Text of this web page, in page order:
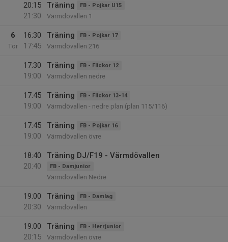
20:15
21:30
Träning FB - Pojkar U15
Värmdövallen 1
6
Tor
16:30
17:45
Träning FB - Pojkar 17
Värmdövallen 216
17:30
19:00
Träning FB - Flickor 12
Värmdövallen nedre
17:45
19:00
Träning FB - Flickor 13-14
Värmdövallen - nedre plan (plan 115/116)
17:45
19:00
Träning FB - Pojkar 16
Värmdövallen övre
18:40
20:40
Träning DJ/F19 - Värmdövallen
FB - Damjunior
Värmdövallen Nedre
19:00
20:30
Träning FB - Damlag
Värmdövallen
19:00
20:15
Träning FB - Herrjunior
Värmdövallen övre